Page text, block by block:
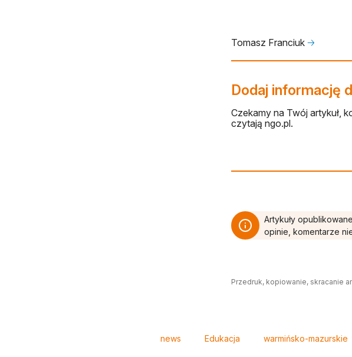
Tomasz Franciuk 🡢
Dodaj informację
Czekamy na Twój artykuł,
czytają ngo.pl.
Artykuły
opinie, komentarze
Przedruk, kopiowanie, skracanie
news Edukacja warmińsko-mazurskie